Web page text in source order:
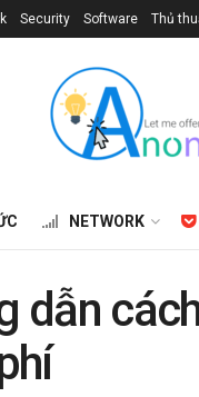
Security Software Thủ
NETWORK
dẫn